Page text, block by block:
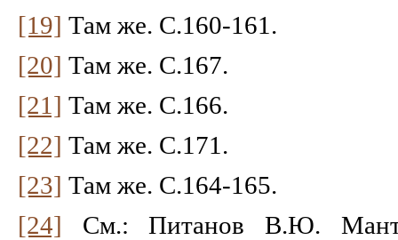
[19] Там же. С.160-161.
[20] Там же. С.167.
[21] Там же. С.166.
[22] Там же. С.171.
[23] Там же. С.164-165.
[24] См.: Питанов В.Ю.